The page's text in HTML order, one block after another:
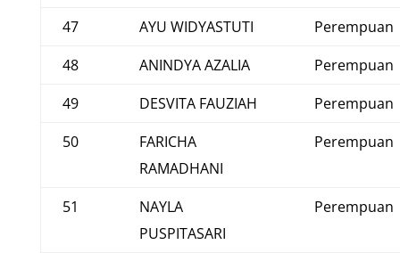
47 AYU WIDYASTUTI
Perempuan
48
ANINDYA AZALIA
Perempuan
49
DESVITA FAUZIAH
Perempuan
50
FARICHA
RAMADHANI
Perempuan
51
NAYLA
PUSPITASARI
Perempuan